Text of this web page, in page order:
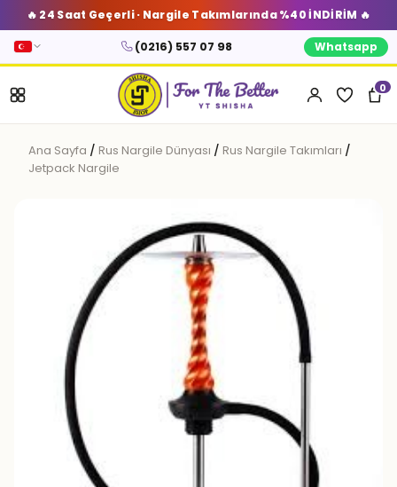
🔥 24 Saat Geçerli · Nargile Takımlarında %40 İNDİRİM 🔥
(0216) 557 07 98 Whatsapp
0
Ana Sayfa / Rus Nargile Dünyası / Rus Nargile Takımları /
Jetpack Nargile